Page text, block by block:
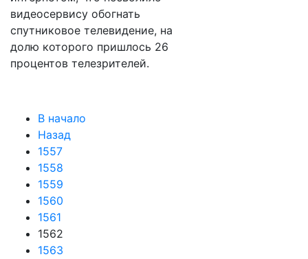
видеосервису обогнать
спутниковое телевидение, на
долю которого пришлось 26
процентов телезрителей.
В начало
Назад
1557
1558
1559
1560
1561
1562
1563